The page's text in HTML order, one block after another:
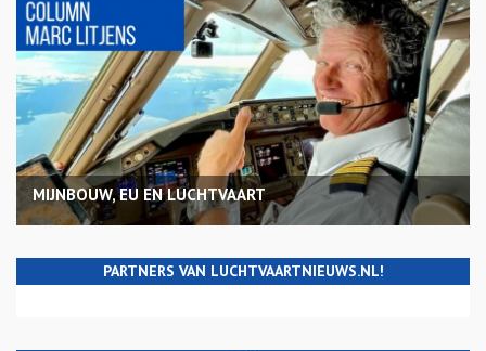
MIJNBOUW, EU EN LUCHTVAART
PARTNERS VAN LUCHTVAARTNIEUWS.NL!